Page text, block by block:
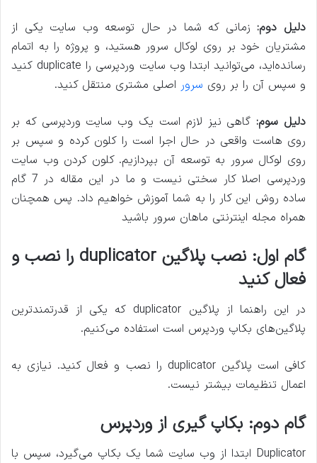
دلیل دوم: زمانی که شما در حال توسعه وب سایت یکی از
مشتریان خود بر روی لوکال سرور هستید، و پروژه را به اتمام
رسانده‌اید، می‌توانید ابتدا وب سایت وردپرسی را duplicate کنید
و سپس آن را بر روی سرور اصلی مشتری منتقل کنید.
دلیل سوم: گاهی نیز لازم است یک وب سایت وردپرسی که بر
روی هاست واقعی در حال اجرا است را کلون کرده و سپس بر
روی لوکال سرور به توسعه آن بپردازیم. کلون کردن وب سایت
وردپرسی اصلا کار سختی نیست و ما در این مقاله در 7 گام
ساده روش این کار را به شما آموزش خواهیم داد. پس همچنان
همراه مجله اینترنتی ماهان سرور باشید
گام اول: نصب پلاگین duplicator را نصب و
فعال کنید
در این راهنما از پلاگین duplicator که یکی از قدرتمندترین
پلاگین‌های بکاپ وردپرس است استفاده می‌کنیم.
کافی است پلاگین duplicator را نصب و فعال کنید. نیازی به
اعمال تنظیمات بیشتر نیست.
گام دوم: بکاپ گیری از وردپرس
Duplicator ابتدا از وب سایت شما یک بکاپ می‌گیرد، سپس با